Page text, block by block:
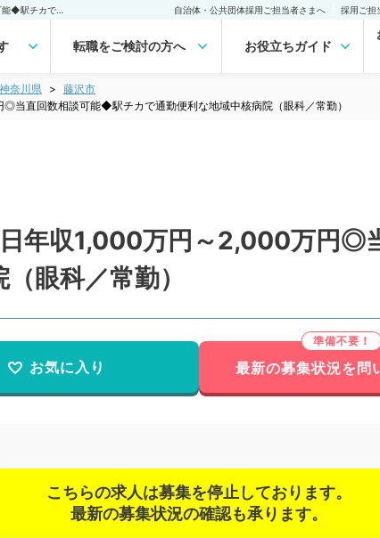
自治体・公共団体採用ご担当者さまへ 採用ご担
転職をご検討の方へ お役立ちガイド
神奈川県
藤沢市
当直回数相談可能◆駅チカで通勤便利な地域中核病院（眼科／常勤）
日年収1,000万円～2,000万円
眼科／常勤）
お気に入り 最新の募集状況を問
こちらの求人は募集を停止しております。
最新の募集状況の確認も承ります。